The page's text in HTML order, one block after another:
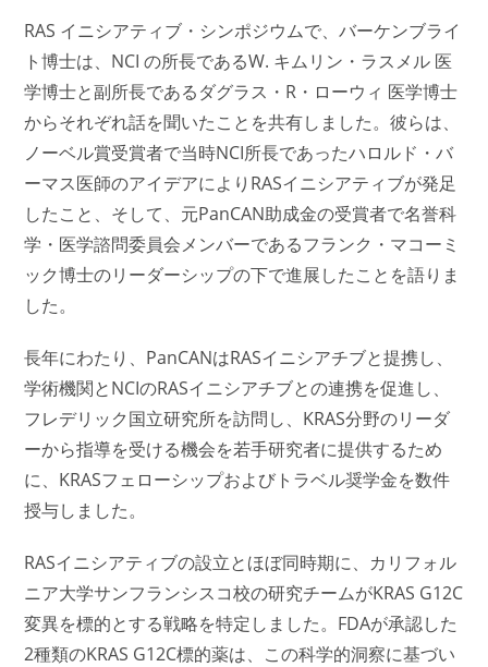
RAS イニシアティブ・シンポジウムで、バーケンブライ
ト博士は、NCI の所長であるW. キムリン・ラスメル 医
学博士と副所長であるダグラス・R・ローウィ 医学博士
からそれぞれ話を聞いたことを共有しました。彼らは、
ノーベル賞受賞者で当時NCI所長であったハロルド・バ
ーマス医師のアイデアによりRASイニシアティブが発足
したこと、そして、元PanCAN助成金の受賞者で名誉科
学・医学諮問委員会メンバーであるフランク・マコーミ
ック博士のリーダーシップの下で進展したことを語りま
した。
長年にわたり、PanCANはRASイニシアチブと提携し、
学術機関とNCIのRASイニシアチブとの連携を促進し、
フレデリック国立研究所を訪問し、KRAS分野のリーダ
ーから指導を受ける機会を若手研究者に提供するため
に、KRASフェローシップおよびトラベル奨学金を数件
授与しました。
RASイニシアティブの設立とほぼ同時期に、カリフォル
ニア大学サンフランシスコ校の研究チームがKRAS G12C
変異を標的とする戦略を特定しました。FDAが承認した
2種類のKRAS G12C標的薬は、この科学的洞察に基づい